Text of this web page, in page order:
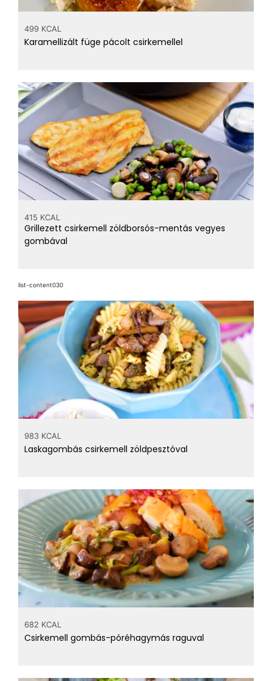
499 KCAL
Karamellizált füge pácolt csirkemellel
415 KCAL
Grillezett csirkemell zöldborsós-mentás vegyes
gombával
list-content030
983 KCAL
Laskagombás csirkemell zöldpesztóval
682 KCAL
Csirkemell gombás-póréhagymás raguval